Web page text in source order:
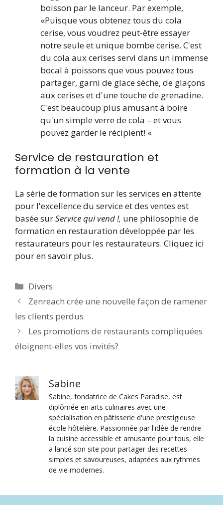
boisson par le lanceur. Par exemple,
«Puisque vous obtenez tous du cola
cerise, vous voudrez peut-être essayer
notre seule et unique bombe cerise. C'est
du cola aux cerises servi dans un immense
bocal à poissons que vous pouvez tous
partager, garni de glace sèche, de glaçons
aux cerises et d'une touche de grenadine.
C'est beaucoup plus amusant à boire
qu'un simple verre de cola – et vous
pouvez garder le récipient! «
Service de restauration et
formation à la vente
La série de formation sur les services en attente
pour l'excellence du service et des ventes est
basée surService qui vend !, une philosophie de
formation en restauration développée par les
restaurateurs pour les restaurateurs. Cliquez ici
pour en savoir plus.
Catégories
Divers
Zenreach crée une nouvelle façon de ramener
les clients perdus
Les promotions de restaurants compliquées
éloignent-elles vos invités?
Sabine
Sabine, fondatrice de Cakes Paradise, est
diplômée en arts culinaires avec une
spécialisation en pâtisserie d'une prestigieuse
école hôtelière. Passionnée par l'idée de rendre
la cuisine accessible et amusante pour tous, elle
a lancé son site pour partager des recettes
simples et savoureuses, adaptées aux rythmes
de vie modernes.